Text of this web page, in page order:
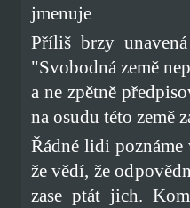
jmenuje
Příliš brzy
"Svobodná země
a ne zpětně
na osudu této země
Řádné lidi poznáme
že vědí, že
zase ptát jich.